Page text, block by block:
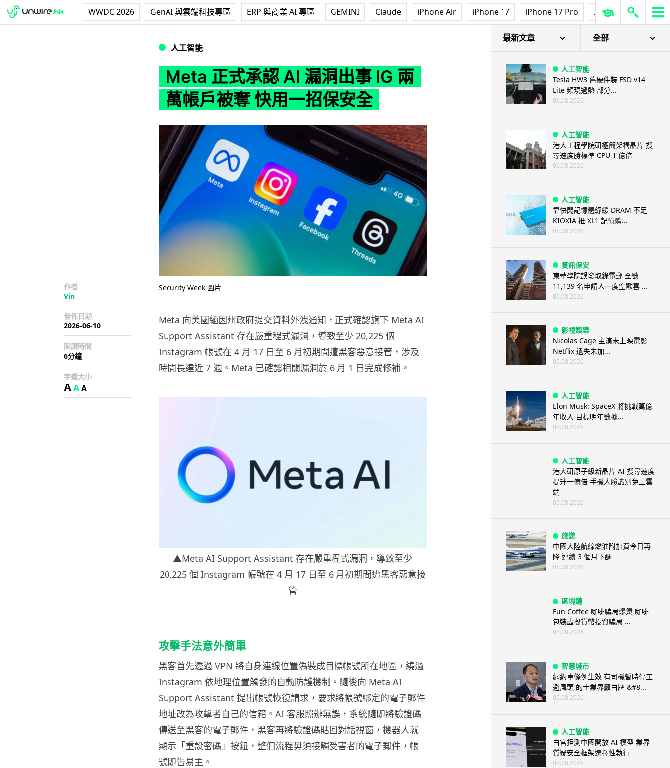
WWDC 2026 GenAI 與雲端科技專區 ERP 與商業 AI 專區 GEMINI Claude iPhone Air iPhone 17 iPhone 17 Pro AirPods Pro 3
人工智能
Meta 正式承認 AI 漏洞出事 IG 兩
萬帳戶被奪 快用一招保安全
作者
Vin
發佈日期
2026-06-10
閱讀時間
6分鐘
字體大小
AAA
Security Week 圖片
Meta 向美國緬因州政府提交資料外洩通知，正式確認旗下 Meta AI
Support Assistant 存在嚴重程式漏洞，導致至少 20,225 個
Instagram 帳號在 4 月 17 日至 6 月初期間遭黑客惡意接管，涉及
時間長達近 7 週。Meta 已確認相關漏洞於 6 月 1 日完成修補。
▲Meta AI Support Assistant 存在嚴重程式漏洞，導致至少
20,225 個 Instagram 帳號在 4 月 17 日至 6 月初期間遭黑客惡意接
管
攻擊手法意外簡單
黑客首先透過 VPN 將自身連線位置偽裝成目標帳號所在地區，繞過
Instagram 依地理位置觸發的自動防護機制。隨後向 Meta AI
Support Assistant 提出帳號恢復請求，要求將帳號綁定的電子郵件
地址改為攻擊者自己的信箱。AI 客服照辦無誤，系統隨即將驗證碼
傳送至黑客的電子郵件，黑客再將驗證碼貼回對話視窗，機器人就
顯示「重設密碼」按鈕，整個流程毋須接觸受害者的電子郵件，帳
號即告易主。
最新文章 全部
人工智能
Tesla HW3 舊硬件裝 FSD v14
Lite 頻現過熱 部分...
06.08.2026
人工智能
港大工程學院研極簡架構晶片 搜
尋速度勝標準 CPU 1 億倍
06.08.2026
人工智能
靠快閃記憶體紓緩 DRAM 不足
KIOXIA 推 XL1 記憶體...
05.08.2026
資訊保安
東華學院誤發取錄電郵 全數
11,139 名申請人一度空歡喜 ...
05.08.2026
影視娛樂
Nicolas Cage 主演未上映電影
Netflix 遺失未加...
05.08.2026
人工智能
Elon Musk: SpaceX 將挑戰萬億
年收入 目標明年數據...
05.08.2026
人工智能
港大研原子級新晶片 AI 搜尋速度
提升一億倍 手機人臉識別免上雲
端
05.08.2026
旅遊
中國大陸航線燃油附加費今日再
降 連續 3 個月下調
05.08.2026
區塊鏈
Fun Coffee 咖啡騙局爆煲 咖啡
包裝虛擬貨幣投資騙局 ...
05.08.2026
智慧城市
網約車條例生效 有司機暫時停工
避風頭 的士業界籲白牌 &#8...
05.08.2026
人工智能
白宮拒測中國開放 AI 模型 業界
質疑安全框架選擇性執行
05.08.2026